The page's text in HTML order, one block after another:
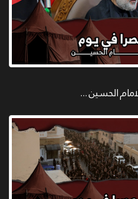
الحسين ...